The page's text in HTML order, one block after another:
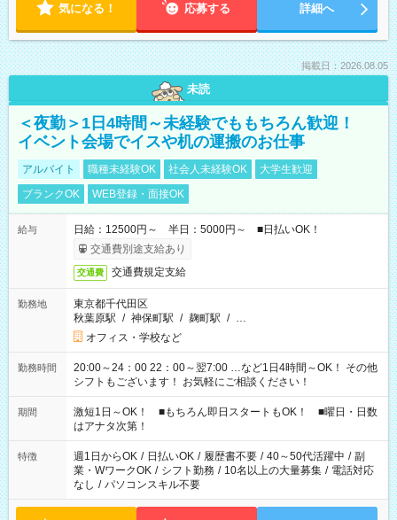
気になる！ 応募する 詳細へ
掲載日：2026.08.05
未読
＜夜勤＞1日4時間～未経験でももちろん歓迎！
イベント会場でイスや机の運搬のお仕事
アルバイト 職種未経験OK 社会人未経験OK
大学生歓迎
ブランクOK
WEB登録・面接OK
給与
日給：12500円～ 半日：5000円～ ■日払いOK！
交通費別途支給あり
交通費 交通費規定支給
勤務地
東京都千代田区
秋葉原駅 / 神保町駅 / 麹町駅 / …
オフィス・学校など
勤務時間
20:00～24：00 22：00～翌7:00 …など1日4時間～OK！ その他
シフトもございます！ お気軽にご相談ください！
期間
激短1日～OK！ ■もちろん即日スタートもOK！ ■曜日・日数
はアナタ次第！
特徴 週1日からOK / 日払いOK / 履歴書不要 / 40～50代活躍中 / 副
業・WワークOK / シフト勤務 / 10名以上の大量募集 / 電話対応
なし / パソコンスキル不要